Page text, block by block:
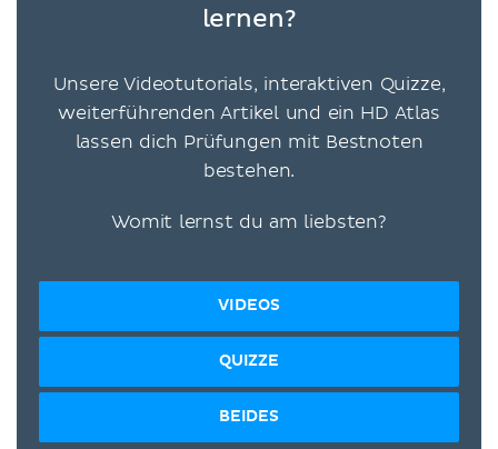
lernen?
Unsere Videotutorials, interaktiven Quizze,
weiterführenden Artikel und ein HD Atlas
lassen dich Prüfungen mit Bestnoten
bestehen.
Womit lernst du am liebsten?
VIDEOS
QUIZZE
BEIDES